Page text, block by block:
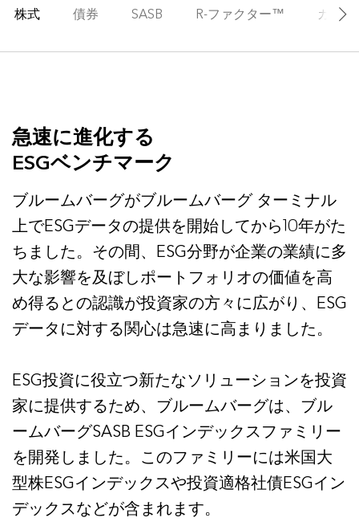
株式 債券 SASB R-ファクター™ カス
急速に進化する
ESGベンチマーク
ブルームバーグがブルームバーグ ターミナル
上でESGデータの提供を開始してから10年がた
ちました。その間、ESG分野が企業の業績に多
大な影響を及ぼしポートフォリオの価値を高
め得るとの認識が投資家の方々に広がり、ESG
データに対する関心は急速に高まりました。
ESG投資に役立つ新たなソリューションを投資
家に提供するため、ブルームバーグは、ブル
ームバーグSASB ESGインデックスファミリー
を開発しました。このファミリーには米国大
型株ESGインデックスや投資適格社債ESGイン
デックスなどが含まれます。